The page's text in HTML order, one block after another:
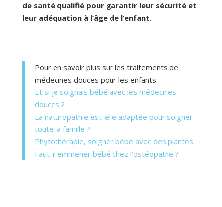
de santé qualifié pour garantir leur sécurité et
leur adéquation à l’âge de l’enfant.
Pour en savoir plus sur les traitements de
médecines douces pour les enfants :
Et si je soignais bébé avec les médecines
douces ?
La naturopathie est-elle adaptée pour soigner
toute la famille ?
Phytothérapie, soigner bébé avec des plantes
Faut-il emmener bébé chez l’ostéopathe ?